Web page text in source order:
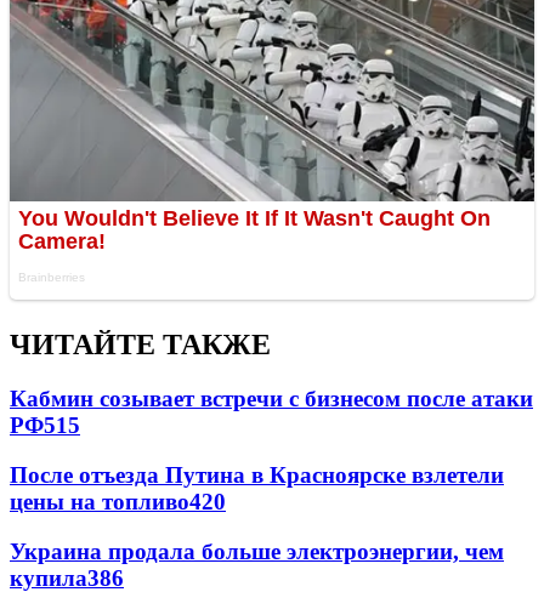
ЧИТАЙТЕ ТАКЖЕ
Кабмин созывает встречи с бизнесом после атаки
РФ515
После отъезда Путина в Красноярске взлетели
цены на топливо420
Украина продала больше электроэнергии, чем
купила386